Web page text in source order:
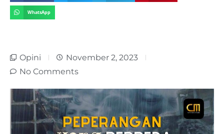
WhatsApp
Opini
November 2, 2023
No Comments